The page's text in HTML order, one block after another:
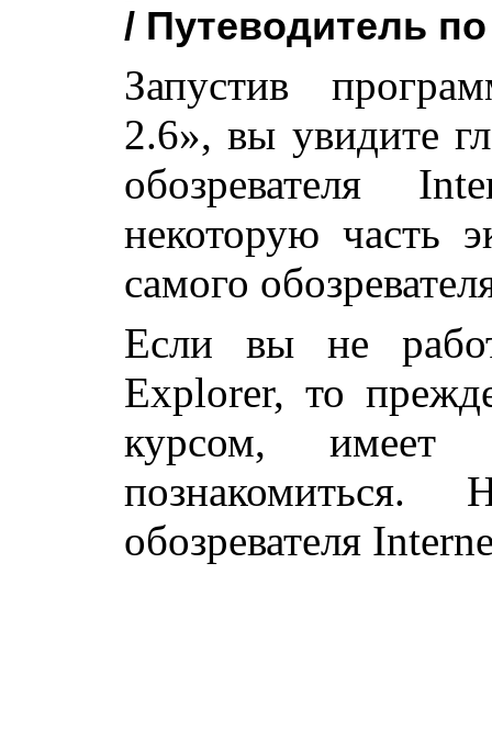
/ Путеводитель
Запустив
2.6», вы увидите
обозревателя
некоторую часть
самого
Если вы не
Explorer, то
курсом,
обозревателя